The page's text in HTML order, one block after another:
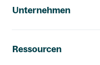
Unternehmen
Ressourcen